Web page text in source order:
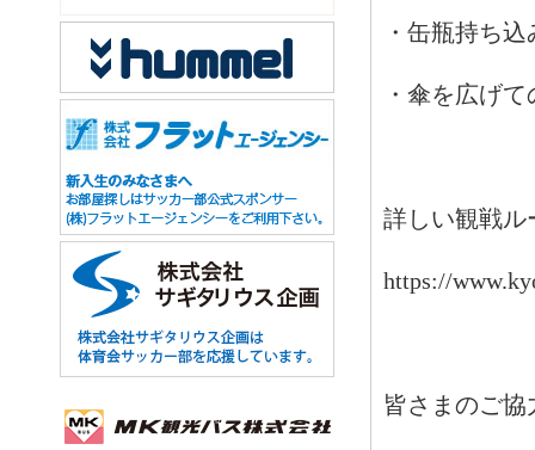
・缶瓶持ち
・傘を広げ
詳しい観戦ル
https://
皆さまのご